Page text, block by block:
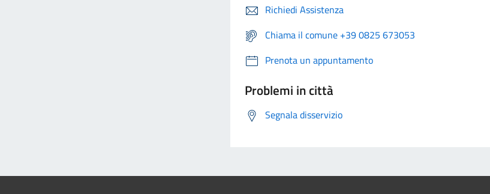
Richiedi Assistenza
Chiama il comune +39 0825 673053
Prenota un appuntamento
Problemi in città
Segnala disservizio